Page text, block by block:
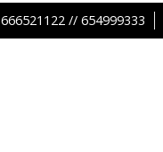
666521122 // 654999333